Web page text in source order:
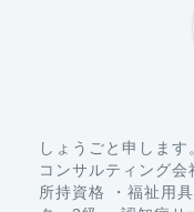
しょうごと申しま
コンサルティング会
所持資格 ・福祉用